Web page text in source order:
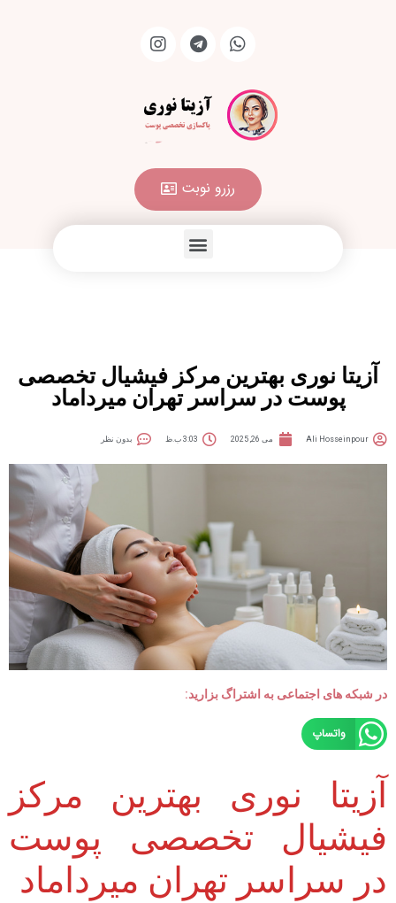
رزرو نوبت
آزیتا نوری بهترین مرکز فیشیال تخصصی
پوست در سراسر تهران میرداماد
Ali Hosseinpour می 26, 2025 3:03 ب.ظ بدون نظر
در شبکه های اجتماعی به اشتراگ بزارید:
واتساپ
آزیتا نوری بهترین مرکز
فیشیال تخصصی پوست
در سراسر تهران میرداماد